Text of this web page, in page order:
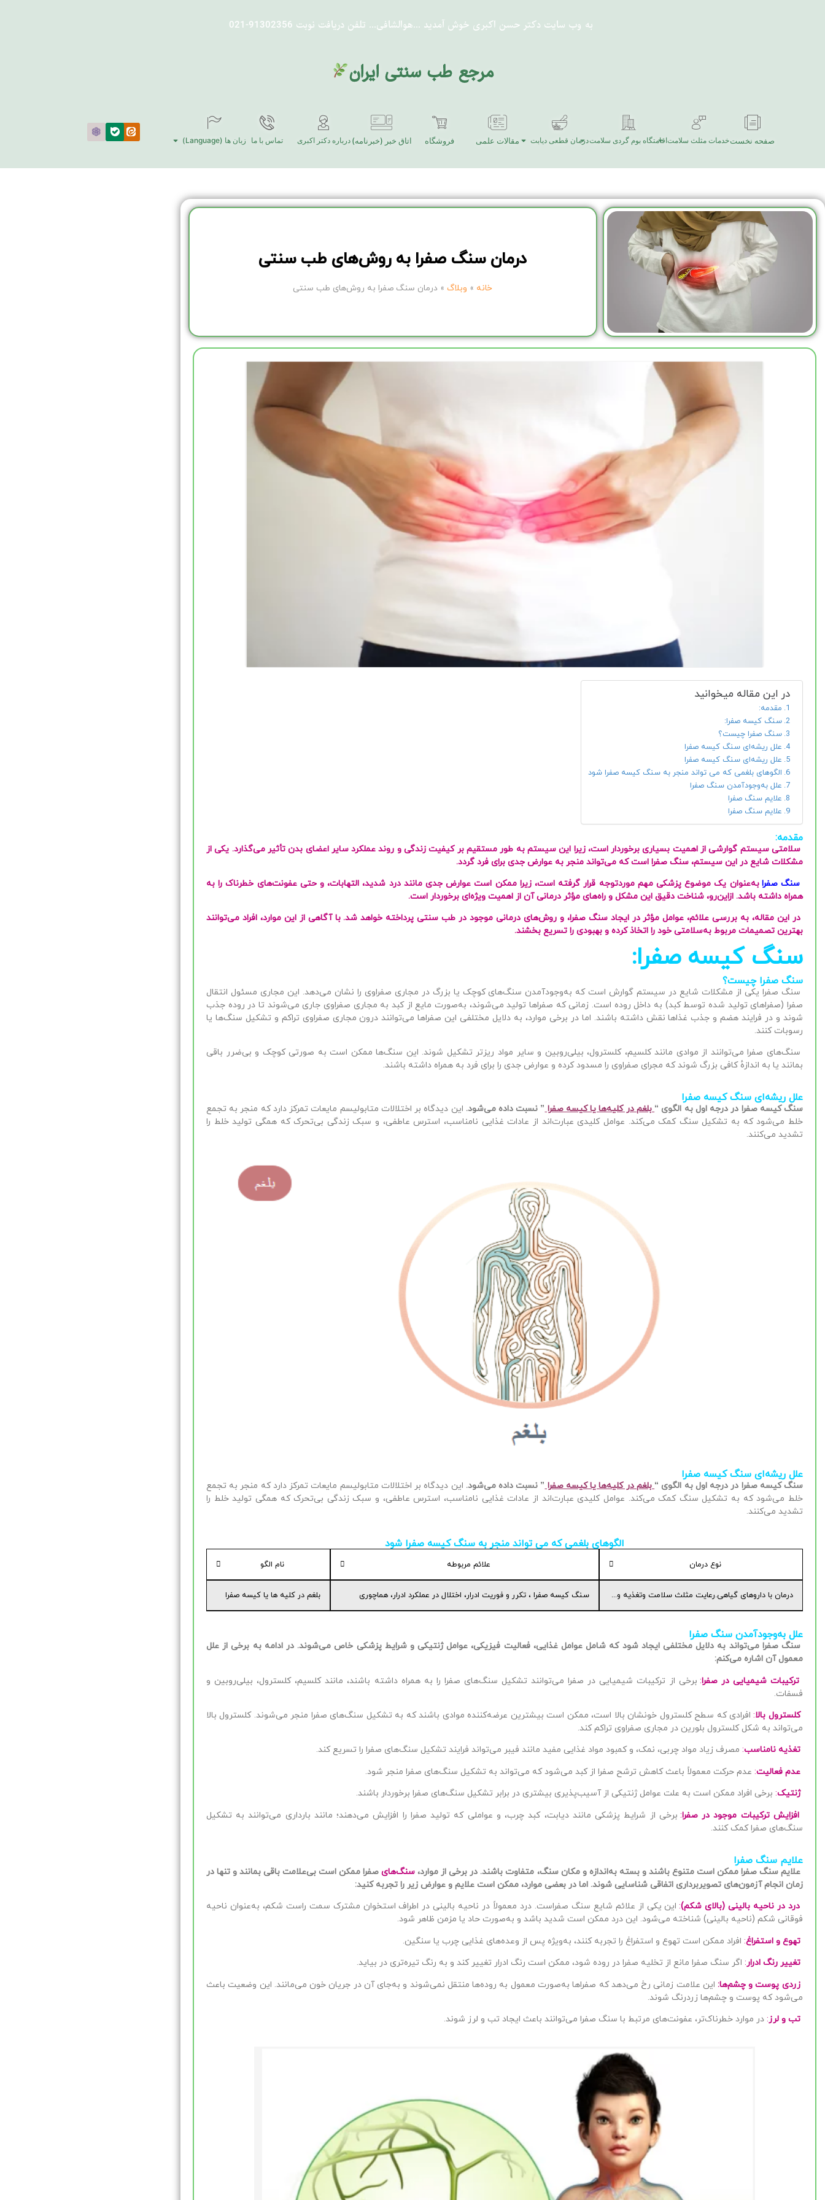
به وب سایت دکتر حسن اکبری خوش آمدید ...هوالشافی... تلفن دریافت نوبت 91302356-021
مرجع طب سنتی ایران
صفحه نخستخدمات مثلث سلامتاقامتگاه بوم گردی سلامتدرمان قطعی دیابت مقالات علمی فروشگاه اتاق خبر (خبرنامه) درباره دکتر اکبری تماس با ما زبان ها (Language)
درمان سنگ صفرا به روش‌های طب سنتی
خانه » وبلاگ» درمان سنگ صفرا به روش‌های طب سنتی
در این مقاله میخوانید
مقدمه:
سنگ کیسه صفرا:
سنگ صفرا چیست؟
علل ریشه‌ای سنگ کیسه صفرا
علل ریشه‌ای سنگ کیسه صفرا
الگوهای بلغمی که می تواند منجر به سنگ کیسه صفرا شود
علل به‌وجودآمدن سنگ صفرا
علایم سنگ صفرا
علایم سنگ صفرا
مقدمه:
سلامتی سیستم گوارشی از اهمیت بسیاری برخوردار است، زیرا این سیستم به طور مستقیم بر کیفیت زندگی و روند عملکرد سایر اعضای بدن تأثیر می‌گذارد. یکی از
مشکلات شایع در این سیستم، سنگ صفرا است که می‌تواند منجر به عوارض جدی برای فرد گردد.
سنگ صفرا به‌عنوان یک موضوع پزشکی مهم موردتوجه قرار گرفته است، زیرا ممکن است عوارض جدی مانند درد شدید، التهابات، و حتی عفونت‌های خطرناک را به
همراه داشته باشد. ازاین‌رو، شناخت دقیق این مشکل و راه‌های مؤثر درمانی آن از اهمیت ویژه‌ای برخوردار است.
در این مقاله، به بررسی علائم، عوامل مؤثر در ایجاد سنگ صفرا، و روش‌های درمانی موجود در طب سنتی پرداخته خواهد شد. با آگاهی از این موارد، افراد می‌توانند
بهترین تصمیمات مربوط به‌سلامتی خود را اتخاذ کرده و بهبودی را تسریع بخشند.
سنگ کیسه صفرا:
سنگ صفرا چیست؟
سنگ صفرا یکی از مشکلات شایع در سیستم گوارش است که به‌وجودآمدن سنگ‌های کوچک یا بزرگ در مجاری صفراوی را نشان می‌دهد. این مجاری مسئول انتقال
صفرا (صفراهای تولید شده توسط کبد) به داخل روده است. زمانی که صفراها تولید می‌شوند، به‌صورت مایع از کبد به مجاری صفراوی جاری می‌شوند تا در روده جذب
شوند و در فرایند هضم و جذب غذاها نقش داشته باشند. اما در برخی موارد، به دلایل مختلفی این صفراها می‌توانند درون مجاری صفراوی تراکم و تشکیل سنگ‌ها یا
رسوبات کنند.
سنگ‌های صفرا می‌توانند از موادی مانند کلسیم، کلسترول، بیلی‌روبین و سایر مواد ریزتر تشکیل شوند. این سنگ‌ها ممکن است به صورتی کوچک و بی‌ضرر باقی
بمانند یا به اندازهٔ کافی بزرگ شوند که مجرای صفراوی را مسدود کرده و عوارض جدی را برای فرد به همراه داشته باشند.
علل ریشه‌ای سنگ کیسه صفرا
سنگ کیسه صفرا در درجه اول به الگوی “بلغم در کلیه‌ها یا کیسه صفرا” نسبت داده می‌شود. این دیدگاه بر اختلالات متابولیسم مایعات تمرکز دارد که منجر به تجمع
خلط می‌شود که به تشکیل سنگ کمک می‌کند. عوامل کلیدی عبارت‌اند از عادات غذایی نامناسب، استرس عاطفی، و سبک زندگی بی‌تحرک که همگی تولید خلط را
تشدید می‌کنند.
علل ریشه‌ای سنگ کیسه صفرا
سنگ کیسه صفرا در درجه اول به الگوی “بلغم در کلیه‌ها یا کیسه صفرا” نسبت داده می‌شود. این دیدگاه بر اختلالات متابولیسم مایعات تمرکز دارد که منجر به تجمع
خلط می‌شود که به تشکیل سنگ کمک می‌کند. عوامل کلیدی عبارت‌اند از عادات غذایی نامناسب، استرس عاطفی، و سبک زندگی بی‌تحرک که همگی تولید خلط را
تشدید می‌کنند.
الگوهای بلغمی که می تواند منجر به سنگ کیسه صفرا شود
نوع درمان علائم مربوطه نام الگو
درمان با داروهای گیاهی.رعایت مثلث سلامت وتغذیه و... سنگ کیسه صفرا ، تکرر و فوریت ادرار، اختلال در عملکرد ادرار، هماچوری بلغم در کلیه ها یا کیسه صفرا
علل به‌وجودآمدن سنگ صفرا
سنگ صفرا می‌تواند به دلایل مختلفی ایجاد شود که شامل عوامل غذایی، فعالیت فیزیکی، عوامل ژنتیکی و شرایط پزشکی خاص می‌شوند. در ادامه به برخی از علل
معمول آن اشاره می‌کنم:
ترکیبات شیمیایی در صفرا: برخی از ترکیبات شیمیایی در صفرا می‌توانند تشکیل سنگ‌های صفرا را به همراه داشته باشند، مانند کلسیم، کلسترول، بیلی‌روبین و
فسفات.
کلسترول بالا:افرادی که سطح کلسترول خونشان بالا است، ممکن است بیشترین عرضه‌کننده موادی باشند که به تشکیل سنگ‌های صفرا منجر می‌شوند. کلسترول بالا
می‌تواند به شکل کلسترول بلورین در مجاری صفراوی تراکم کند.
تغذیه نامناسب: مصرف زیاد مواد چربی، نمک، و کمبود مواد غذایی مفید مانند فیبر می‌تواند فرایند تشکیل سنگ‌های صفرا را تسریع کند.
عدم فعالیت: عدم حرکت معمولاً باعث کاهش ترشح صفرا از کبد می‌شود که می‌تواند به تشکیل سنگ‌های صفرا منجر شود.
ژنتیک: برخی افراد ممکن است به علت عوامل ژنتیکی از آسیب‌پذیری بیشتری در برابر تشکیل سنگ‌های صفرا برخوردار باشند.
افزایش ترکیبات موجود در صفرا: برخی از شرایط پزشکی مانند دیابت، کبد چرب، و عواملی که تولید صفرا را افزایش می‌دهند؛ مانند بارداری می‌توانند به تشکیل
سنگ‌های صفرا کمک کنند.
علایم سنگ صفرا
علایم سنگ صفرا ممکن است متنوع باشند و بسته به‌اندازه و مکان سنگ، متفاوت باشند. در برخی از موارد، سنگ‌هایصفرا ممکن است بی‌علامت باقی بمانند و تنها در
زمان انجام آزمون‌های تصویربرداری اتفاقی شناسایی شوند. اما در بعضی موارد، ممکن است علایم و عوارض زیر را تجربه کنید:
درد در ناحیه بالینی (بالای شکم):این یکی از علائم شایع سنگ صفراست. درد معمولاً در ناحیه بالینی در اطراف استخوان مشترک سمت راست شکم، به‌عنوان ناحیه
فوقانی شکم (ناحیه بالینی) شناخته می‌شود. این درد ممکن است شدید باشد و به‌صورت حاد یا مزمن ظاهر شود.
تهوع و استفراغ: افراد ممکن است تهوع و استفراغ را تجربه کنند، به‌ویژه پس از وعده‌های غذایی چرب یا سنگین.
تغییر رنگ ادرار: اگر سنگ صفرا مانع از تخلیه صفرا در روده شود، ممکن است رنگ ادرار تغییر کند و به رنگ تیره‌تری در بیاید.
زردی پوست و چشم‌ها: این علامت زمانی رخ می‌دهد که صفراها به‌صورت معمول به روده‌ها منتقل نمی‌شوند و به‌جای آن در جریان خون می‌مانند. این وضعیت باعث
می‌شود که پوست و چشم‌ها زردرنگ شوند.
تب و لرز: در موارد خطرناک‌تر، عفونت‌های مرتبط با سنگ صفرا می‌توانند باعث ایجاد تب و لرز شوند.